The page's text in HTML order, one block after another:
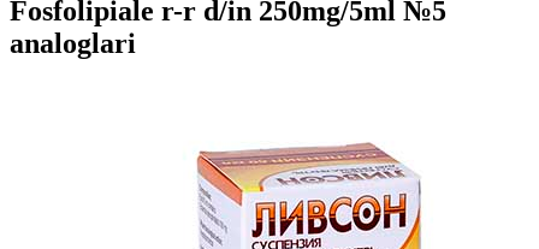
Fosfolipiale r-r d/in 250mg/5ml №5
analoglari